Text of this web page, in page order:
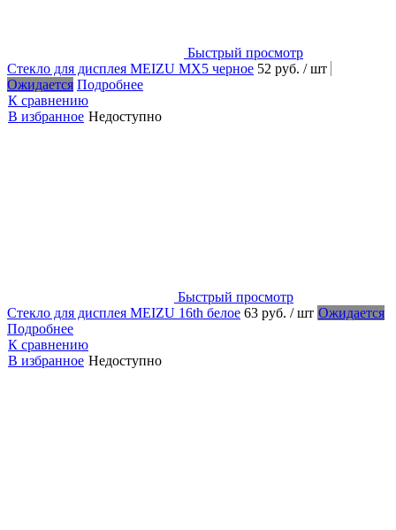
Быстрый просмотр
Стекло для дисплея MEIZU MX5 черное 52 руб. / шт
Ожидается Подробнее
К сравнению
В избранное Недоступно
Быстрый просмотр
Стекло для дисплея MEIZU 16th белое 63 руб. / шт Ожидается
Подробнее
К сравнению
В избранное Недоступно